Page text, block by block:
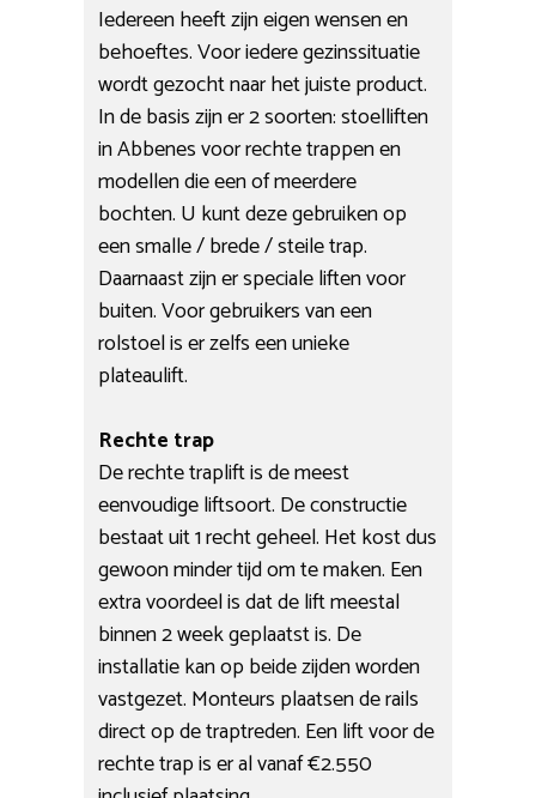
Iedereen heeft zijn eigen wensen en
behoeftes. Voor iedere gezinssituatie
wordt gezocht naar het juiste product.
In de basis zijn er 2 soorten: stoelliften
in Abbenes voor rechte trappen en
modellen die een of meerdere
bochten. U kunt deze gebruiken op
een smalle / brede / steile trap.
Daarnaast zijn er speciale liften voor
buiten. Voor gebruikers van een
rolstoel is er zelfs een unieke
plateaulift.
Rechte trap
De rechte traplift is de meest
eenvoudige liftsoort. De constructie
bestaat uit 1 recht geheel. Het kost dus
gewoon minder tijd om te maken. Een
extra voordeel is dat de lift meestal
binnen 2 week geplaatst is. De
installatie kan op beide zijden worden
vastgezet. Monteurs plaatsen de rails
direct op de traptreden. Een lift voor de
rechte trap is er al vanaf €2.550